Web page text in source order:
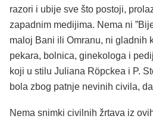
razori i ubije sve što postoji,
zapadnim medijima. Nema ni
maloj Bani ili Omranu, ni gladnih
pekara, bolnica, ginekologa i
koji u stilu Juliana Röpckea i P.
bola zbog patnje nevinih civila,
Nema snimki civilnih žrtava iz